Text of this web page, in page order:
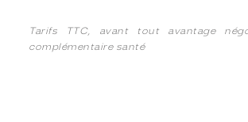
Tarifs TTC, avant tout avantage
complémentaire santé